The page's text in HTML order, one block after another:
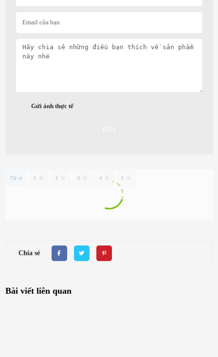
Gửi ảnh thực tế
Tất cả 1 2 3 4 5
XEM TẤT CẢ ĐÁNH GIÁ
Chia sẻ
Bài viết liên quan